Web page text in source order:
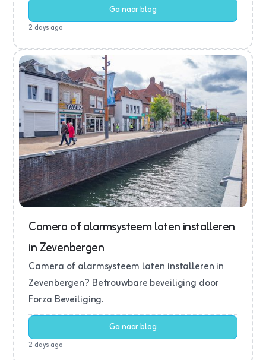
Ga naar blog
2 days ago
Camera of alarmsysteem laten installeren
in Zevenbergen
Camera of alarmsysteem laten installeren in
Zevenbergen? Betrouwbare beveiliging door
Forza Beveiliging.
Ga naar blog
2 days ago